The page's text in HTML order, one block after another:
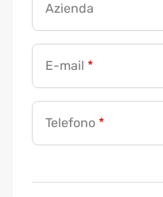
Azienda
E-mail *
Telefono *